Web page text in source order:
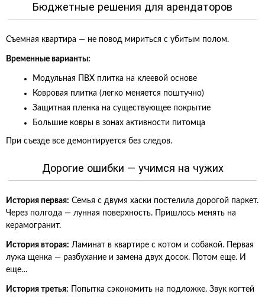
Бюджетные решения для арендаторов
Съемная квартира — не повод мириться с убитым полом.
Временные варианты:
Модульная ПВХ плитка на клеевой основе
Ковровая плитка (легко меняется поштучно)
Защитная пленка на существующее покрытие
Большие ковры в зонах активности питомца
При съезде все демонтируется без следов.
Дорогие ошибки — учимся на чужих
История первая: Семья с двумя хаски постелила дорогой паркет.
Через полгода — лунная поверхность. Пришлось менять на
керамогранит.
История вторая: Ламинат в квартире с котом и собакой. Первая
лужа щенка — разбухание и замена двух досок. Потом еще. И
еще…
История третья: Попытка сэкономить на подложке. Звук когтей